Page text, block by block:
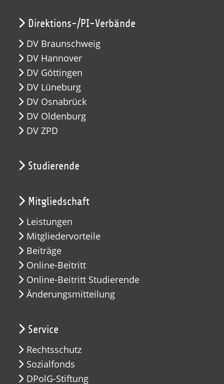
Direktions-/PI-Verbände
DV Braunschweig
DV Hannover
DV Göttingen
DV Lüneburg
DV Osnabrück
DV Oldenburg
DV ZPD
Studierende
Mitgliedschaft
Leistungen
Mitgliedervorteile
Beiträge
Online-Beitritt
Online-Beitritt Studierende
Änderungsmitteilung
Service
Rechtsschutz
Sozialfonds
DPolG-Stiftung